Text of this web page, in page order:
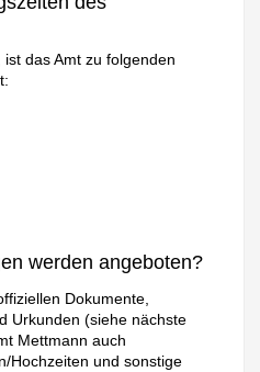
das Amt zu folgenden
werden angeboten?
Dokumente,
Urkunden (siehe nächste
Mettmann auch
Hochzeiten und sonstige